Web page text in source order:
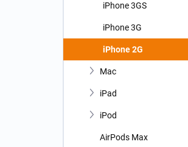
iPhone 3GS
iPhone 3G
iPhone 2G
Mac
iPad
iPod
AirPods Max